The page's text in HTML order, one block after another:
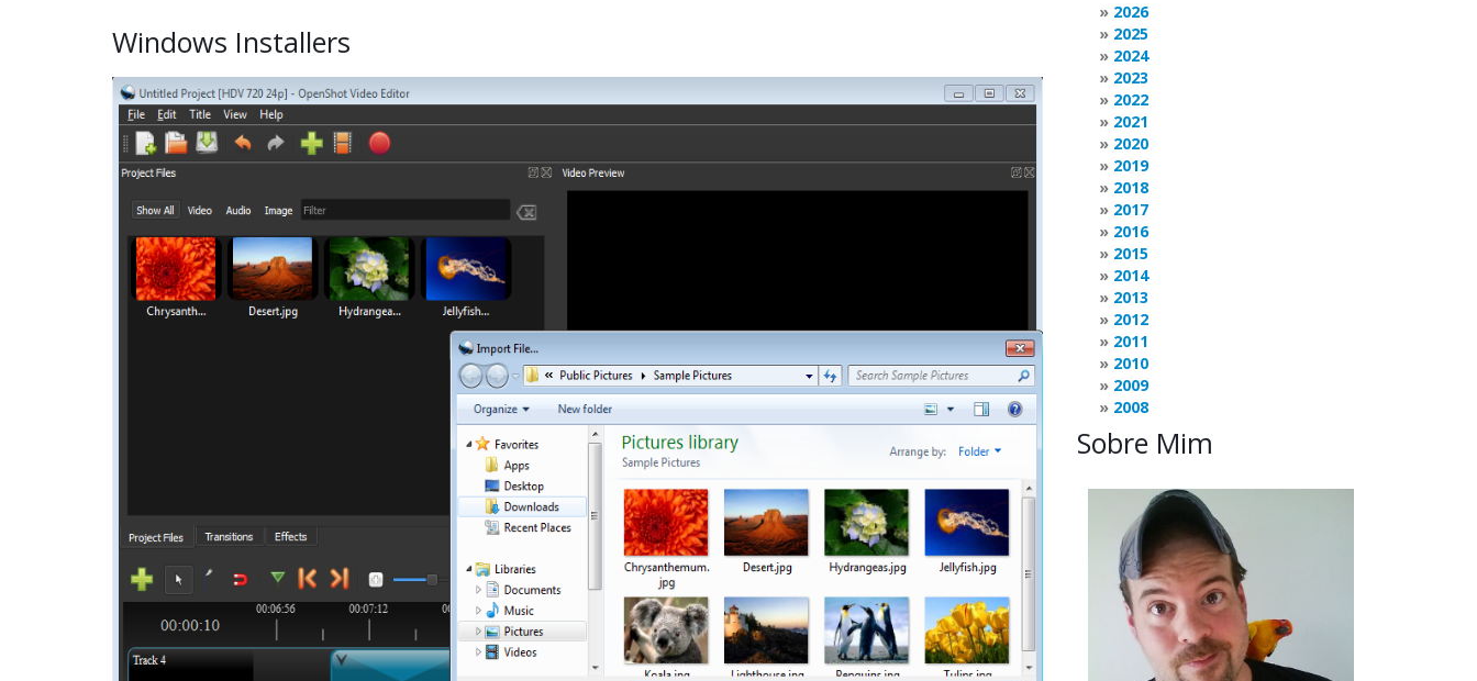
Windows Installers
2026
2025
2024
2023
2022
2021
2020
2019
2018
2017
2016
2015
2014
2013
2012
2011
2010
2009
2008
Sobre Mim